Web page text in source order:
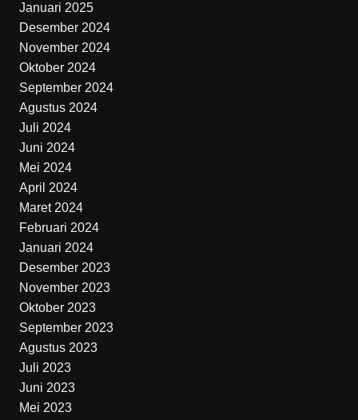
Januari 2025
Desember 2024
November 2024
Oktober 2024
September 2024
Agustus 2024
Juli 2024
Juni 2024
Mei 2024
April 2024
Maret 2024
Februari 2024
Januari 2024
Desember 2023
November 2023
Oktober 2023
September 2023
Agustus 2023
Juli 2023
Juni 2023
Mei 2023